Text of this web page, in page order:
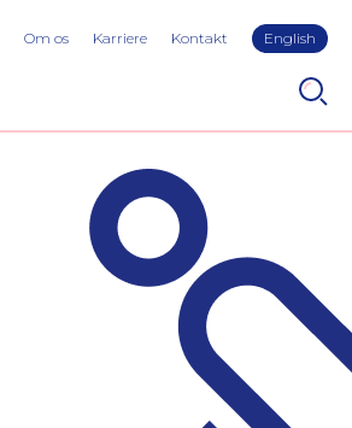
Om os Karriere Kontakt English